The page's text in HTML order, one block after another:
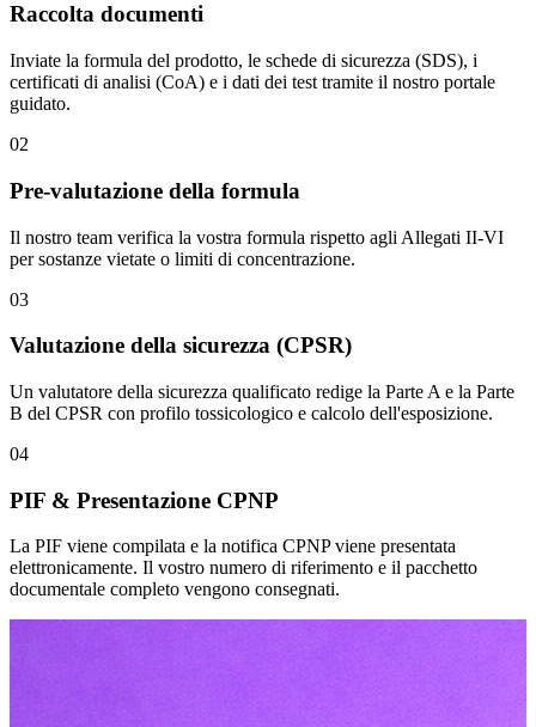
Raccolta documenti
Inviate la formula del prodotto, le schede di sicurezza (SDS), i
certificati di analisi (CoA) e i dati dei test tramite il nostro portale
guidato.
02
Pre-valutazione della formula
Il nostro team verifica la vostra formula rispetto agli Allegati II-VI
per sostanze vietate o limiti di concentrazione.
03
Valutazione della sicurezza (CPSR)
Un valutatore della sicurezza qualificato redige la Parte A e la Parte
B del CPSR con profilo tossicologico e calcolo dell'esposizione.
04
PIF & Presentazione CPNP
La PIF viene compilata e la notifica CPNP viene presentata
elettronicamente. Il vostro numero di riferimento e il pacchetto
documentale completo vengono consegnati.